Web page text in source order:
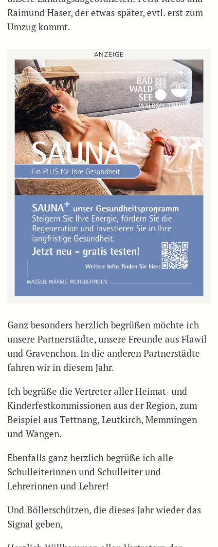
Raimund Haser, der etwas später, evtl. erst zum
Umzug kommt.
ANZEIGE
Ganz besonders herzlich begrüßen möchte ich
unsere Partnerstädte, unsere Freunde aus Flawil
und Gravenchon. In die anderen Partnerstädte
fahren wir in diesem Jahr.
Ich begrüße die Vertreter aller Heimat- und
Kinderfestkommissionen aus der Region, zum
Beispiel aus Tettnang, Leutkirch, Memmingen
und Wangen.
Ebenfalls ganz herzlich begrüße ich alle
Schulleiterinnen und Schulleiter und
Lehrerinnen und Lehrer!
Und Böllerschützen, die dieses Jahr wieder das
Signal geben,